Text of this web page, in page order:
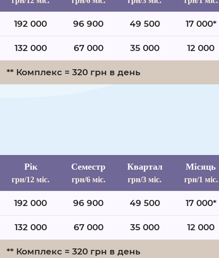
192 000 96 900 49 500 17 000*
132 000 67 000 35 000 12 000
** Комплекс = 320 грн в день
Рік
грн/12 міс.
Семестр
грн/6 міс.
Квартал
грн/3 міс.
Місяць
грн/1 міс.
192 000 96 900 49 500 17 000*
132 000 67 000 35 000 12 000
** Комплекс = 320 грн в день